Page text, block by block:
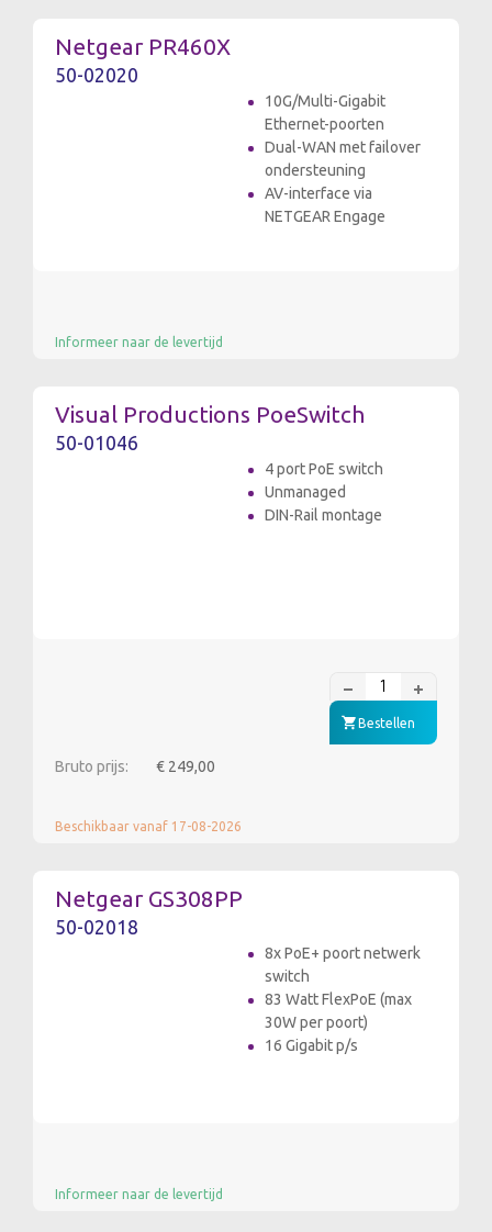
Netgear PR460X
50-02020
10G/Multi-Gigabit
Ethernet-poorten
Dual-WAN met failover
ondersteuning
AV-interface via
NETGEAR Engage
Informeer naar de levertijd
Visual Productions PoeSwitch
50-01046
4 port PoE switch
Unmanaged
DIN-Rail montage
Bestellen
Bruto prijs: € 249,00
Beschikbaar vanaf 17-08-2026
Netgear GS308PP
50-02018
8x PoE+ poort netwerk
switch
83 Watt FlexPoE (max
30W per poort)
16 Gigabit p/s
Informeer naar de levertijd